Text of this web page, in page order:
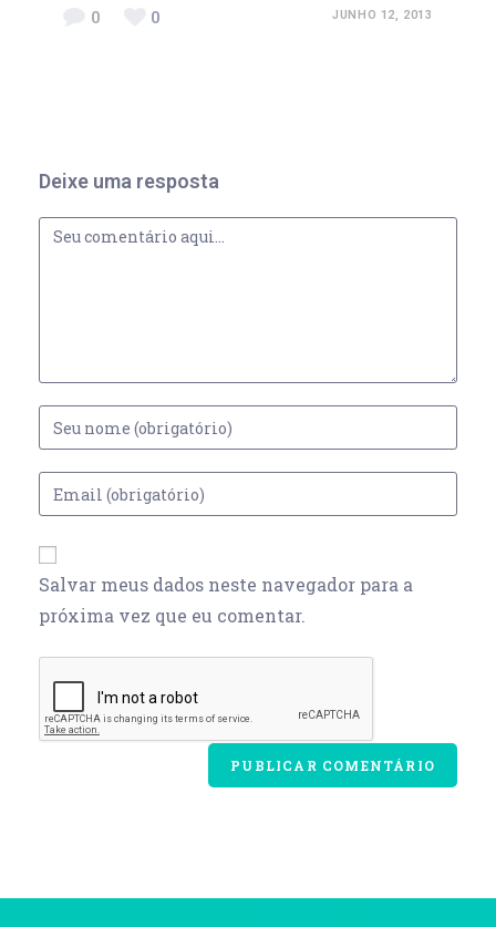
0 0 JUNHO 12, 2013
Deixe uma resposta
Salvar meus dados neste navegador para a
próxima vez que eu comentar.